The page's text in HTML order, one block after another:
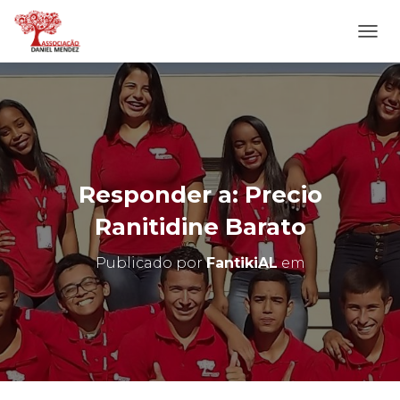
L
T
E
R
N
A
N
A
E
G
O
Responder a: Precio
Ranitidine Barato
Publicado porFantikiALem